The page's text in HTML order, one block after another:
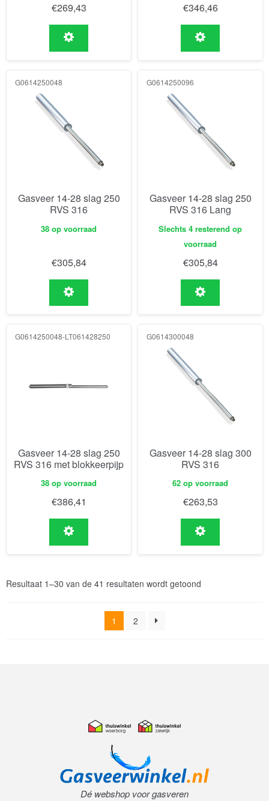
€269,43 €346,46
G0614250048
Gasveer 14-28 slag 250
RVS 316
38 op voorraad
€305,84
G0614250096
Gasveer 14-28 slag 250
RVS 316 Lang
Slechts 4 resterend op
voorraad
€305,84
G0614250048-LT061428250
Gasveer 14-28 slag 250
RVS 316 met blokkeerpijp
38 op voorraad
€386,41
G0614300048
Gasveer 14-28 slag 300
RVS 316
62 op voorraad
€263,53
Resultaat 1–30 van de 41 resultaten wordt getoond
1 2
Dé webshop voor gasveren